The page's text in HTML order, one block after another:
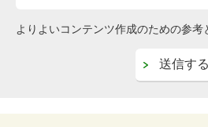
よりよいコンテンツ作成のための参考